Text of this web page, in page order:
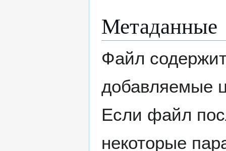
Метаданные
Файл
добавляемые
Если файл
некоторые